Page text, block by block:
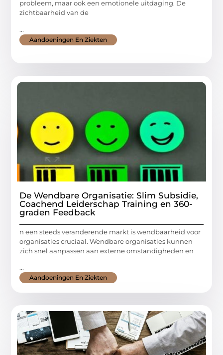
probleem, maar ook een emotionele uitdaging. De
zichtbaarheid van de
...
Aandoeningen En Ziekten
De Wendbare Organisatie: Slim Subsidie,
Coachend Leiderschap Training en 360-
graden Feedback
n een steeds veranderende markt is wendbaarheid voor
organisaties cruciaal. Wendbare organisaties kunnen
zich snel aanpassen aan externe omstandigheden en
...
Aandoeningen En Ziekten